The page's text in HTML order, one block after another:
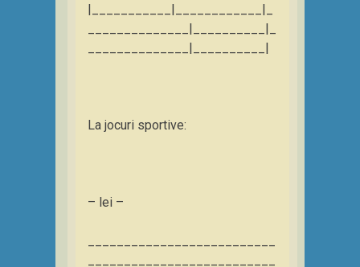
|___________|____________|_
______________|__________|_
______________|__________|
La jocuri sportive:
– lei –